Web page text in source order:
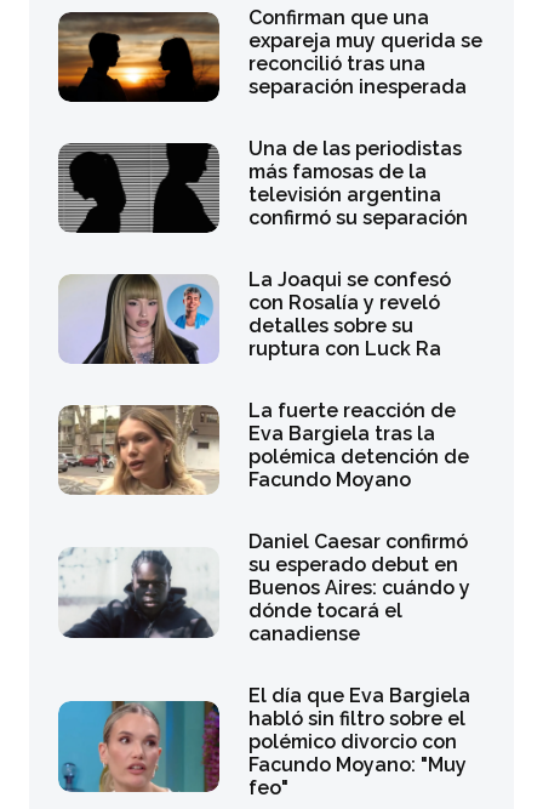
Confirman que una
expareja muy querida se
reconcilió tras una
separación inesperada
Una de las periodistas
más famosas de la
televisión argentina
confirmó su separación
La Joaqui se confesó
con Rosalía y reveló
detalles sobre su
ruptura con Luck Ra
La fuerte reacción de
Eva Bargiela tras la
polémica detención de
Facundo Moyano
Daniel Caesar confirmó
su esperado debut en
Buenos Aires: cuándo y
dónde tocará el
canadiense
El día que Eva Bargiela
habló sin filtro sobre el
polémico divorcio con
Facundo Moyano: "Muy
feo"